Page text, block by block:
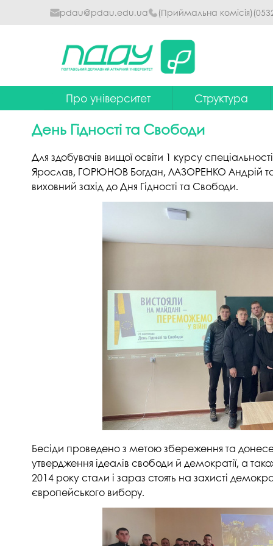
pdau@pdau.edu.ua (Приймальна комісія)
Про університет
Ректор
Досягнення
Сталий розвиток
Профспілка
Асоціація випускників
3D тур по університету
Антикорупційна діяльність
Меморіал пам'яті
Структура
Наглядова рада
Вчена рада
Факультети та
Кафедри
Центр
4.0
Психологічна
Омбудсмен
освітнього
Студентське
Навчально-
Дорадча служба
День Гідності та Свободи
Для здобувачів вищої освіти 1 курсу
Ярослав, ГОРЮНОВ Богдан, ЛАЗОРЕНКО Андрій
виховний захід до Дня Гідності та Свободи.
Бесіди проведено з метою збереження та
утвердження ідеалів свободи й демократії, а
2014 року стали і зараз стоять на захисті
європейського вибору.